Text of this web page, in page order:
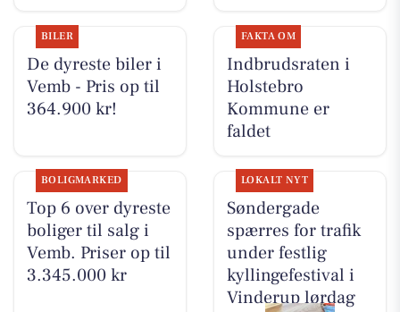
BILER
De dyreste biler i
Vemb - Pris op til
364.900 kr!
FAKTA OM
Indbrudsraten i
Holstebro
Kommune er
faldet
BOLIGMARKED
Top 6 over dyreste
boliger til salg i
Vemb. Priser op til
3.345.000 kr
LOKALT NYT
Søndergade
spærres for trafik
under festlig
kyllingefestival i
Vinderup lørdag